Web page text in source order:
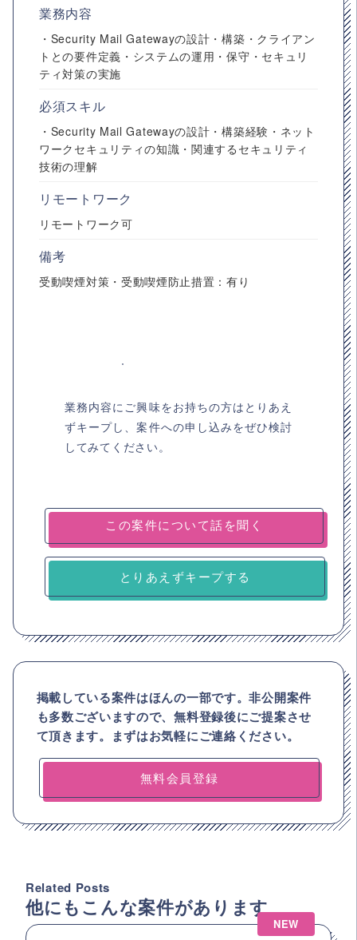
業務内容
・Security Mail Gatewayの設計・構築・クライアン
トとの要件定義・システムの運用・保守・セキュリ
ティ対策の実施
必須スキル
・Security Mail Gatewayの設計・構築経験・ネット
ワークセキュリティの知識・関連するセキュリティ
技術の理解
リモートワーク
リモートワーク可
備考
受動喫煙対策・受動喫煙防止措置：有り
業務内容にご興味をお持ちの方はとりあえ
ずキープし、案件への申し込みをぜひ検討
してみてください。
とりあえずキープする
掲載している案件はほんの一部です。非公開案件
も多数ございますので、無料登録後にご提案させ
て頂きます。まずはお気軽にご連絡ください。
無料会員登録
Related Posts
他にもこんな案件があります
NEW